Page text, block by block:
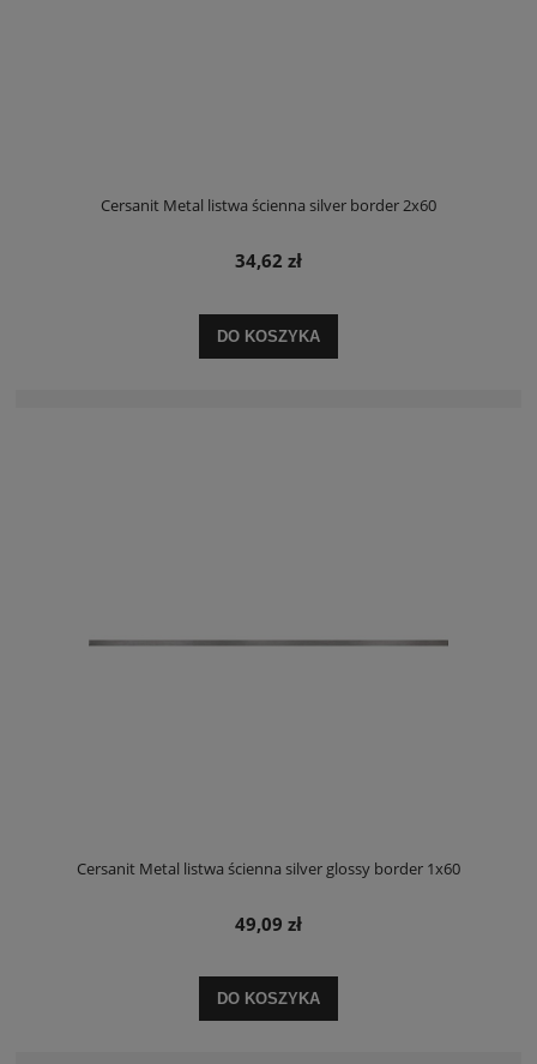
Cersanit Metal listwa ścienna silver border 2x60
34,62 zł
DO KOSZYKA
Cersanit Metal listwa ścienna silver glossy border 1x60
49,09 zł
DO KOSZYKA